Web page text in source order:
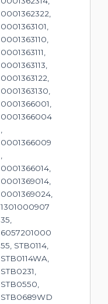
0001362322,
0001363101,
0001363110,
0001363111,
0001363113,
0001363122,
0001363130,
0001366001,
0001366004
0001366009
0001366014,
0001369014,
0001369024,
1301000907
35,
6057201000
55, STB0114,
STB0114WA,
STB0231,
STB0550,
STB0689WD